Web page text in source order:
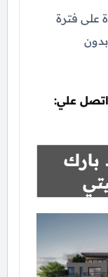
على فترة
سنوات بدون
اتصل علي:
بارك